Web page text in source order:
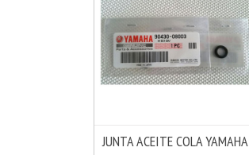
JUNTA ACEITE COLA YAMAHA